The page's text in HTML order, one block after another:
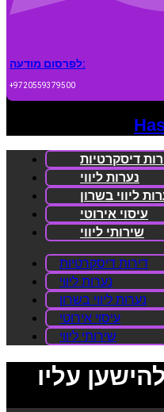
לפרסום מודעה:
+9720559379500
דיסקרטיות
נערות ליווי
ליווי בשרון
עיסוי אירוטי
שירותי ליווי
דירות דיסקרטיות
נערות ליווי
נערות ליווי בשרון
עיסוי אירוטי
שירותי ליווי
עליו